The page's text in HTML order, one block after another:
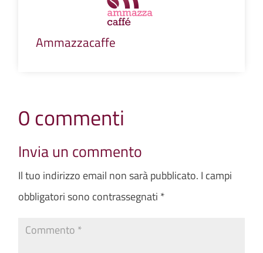
Ammazzacaffe
0 commenti
Invia un commento
Il tuo indirizzo email non sarà pubblicato. I campi
obbligatori sono contrassegnati *